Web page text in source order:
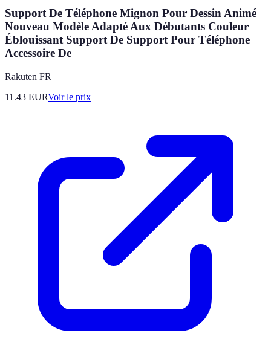
Support De Téléphone Mignon Pour Dessin Animé
Nouveau Modèle Adapté Aux Débutants Couleur
Éblouissant Support De Support Pour Téléphone
Accessoire De
Rakuten FR
11.43 EURVoir le prix